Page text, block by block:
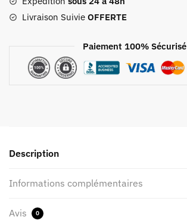
Livraison Suivie OFFERTE
Paiement 100% Sécurisé
Description
Informations complémentaires
Avis 0